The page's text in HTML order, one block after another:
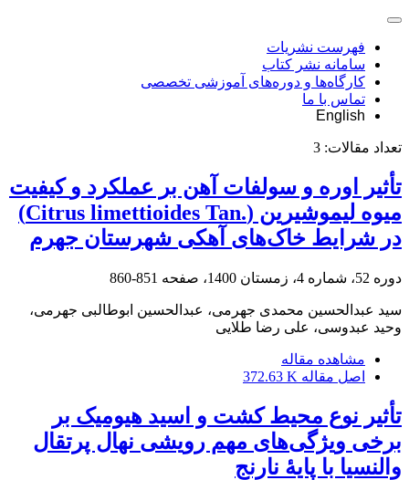
فهرست نشریات
سامانه نشر کتاب
کارگاه‌ها و دوره‌های آموزشی تخصصی
تماس با ما
English
تعداد مقالات: 3
تأثیر اوره و سولفات ‌آهن بر عملکرد و‎ ‎کیفیت
میوه لیموشیرین (‏Citrus limettioides Tan.‎‏)
در ‏شرایط خاک‌های آهکی شهرستان جهرم
دوره 52، شماره 4، زمستان 1400، صفحه 851-860
سید عبدالحسین محمدی جهرمی، عبدالحسین ابوطالبی جهرمی،
وحید عبدوسی، علی رضا طلایی
مشاهده مقاله
اصل مقاله 372.63 K
تأثیر نوع محیط کشت و ‌اسید هیومیک بر
برخی ویژگی‌های مهم رویشی نهال پرتقال
والنسیا با پایۀ نارنج